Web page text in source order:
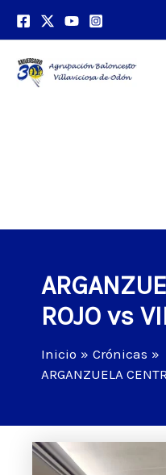
ROJO vs
Inicio
Crónicas
ARGANZUELA